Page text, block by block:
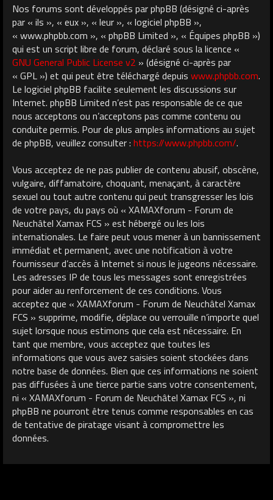
Nos forums sont développés par phpBB (désigné ci-après
par « ils », « eux », « leur », « logiciel phpBB »,
« www.phpbb.com », « phpBB Limited », « Équipes phpBB »)
qui est un script libre de forum, déclaré sous la licence «
GNU General Public License v2 » (désigné ci-après par
« GPL ») et qui peut être téléchargé depuis www.phpbb.com.
Le logiciel phpBB facilite seulement les discussions sur
Internet. phpBB Limited n’est pas responsable de ce que
nous acceptons ou n’acceptons pas comme contenu ou
conduite permis. Pour de plus amples informations au sujet
de phpBB, veuillez consulter : https://www.phpbb.com/.
Vous acceptez de ne pas publier de contenu abusif, obscène,
vulgaire, diffamatoire, choquant, menaçant, à caractère
sexuel ou tout autre contenu qui peut transgresser les lois
de votre pays, du pays où « XAMAXforum - Forum de
Neuchâtel Xamax FCS » est hébergé ou les lois
internationales. Le faire peut vous mener à un bannissement
immédiat et permanent, avec une notification à votre
fournisseur d’accès à Internet si nous le jugeons nécessaire.
Les adresses IP de tous les messages sont enregistrées
pour aider au renforcement de ces conditions. Vous
acceptez que « XAMAXforum - Forum de Neuchâtel Xamax
FCS » supprime, modifie, déplace ou verrouille n’importe quel
sujet lorsque nous estimons que cela est nécessaire. En
tant que membre, vous acceptez que toutes les
informations que vous avez saisies soient stockées dans
notre base de données. Bien que ces informations ne soient
pas diffusées à une tierce partie sans votre consentement,
ni « XAMAXforum - Forum de Neuchâtel Xamax FCS », ni
phpBB ne pourront être tenus comme responsables en cas
de tentative de piratage visant à compromettre les
données.